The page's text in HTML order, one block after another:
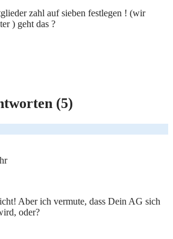
zahl auf sieben festlegen ! (wir
) geht das ?
(5)
Aber ich vermute, dass Dein AG sich
oder?